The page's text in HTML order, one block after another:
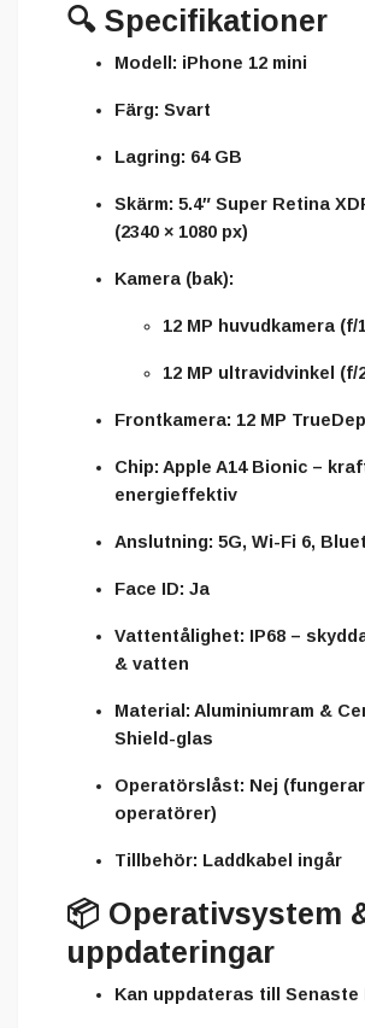
🔍 Specifikationer
Modell: iPhone 12 mini
Färg: Svart
Lagring: 64 GB
Skärm: 5.4″ Super Retina
(2340 × 1080 px)
Kamera (bak):
12 MP huvudkamera (f/
12 MP ultravidvinkel (f/
Frontkamera: 12 MP
Chip: Apple A14 Bionic –
energieffektiv
Anslutning: 5G, Wi-Fi 6,
Face ID: Ja
Vattentålighet: IP68 –
& vatten
Material: Aluminiumram &
Shield-glas
Operatörslåst: Nej
operatörer)
Tillbehör: Laddkabel ingår
📦 Operativsystem
uppdateringar
Kan uppdateras till Senaste